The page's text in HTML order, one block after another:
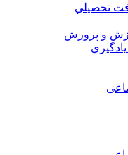
تحصيلي
و پرورش